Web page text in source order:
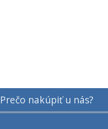
Prečo nakúpiť u nás?